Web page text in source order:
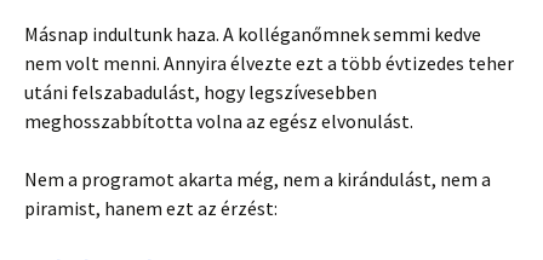
Másnap indultunk haza. A kolléganőmnek semmi kedve
nem volt menni. Annyira élvezte ezt a több évtizedes teher
utáni felszabadulást, hogy legszívesebben
meghosszabbította volna az egész elvonulást.
Nem a programot akarta még, nem a kirándulást, nem a
piramist, hanem ezt az érzést: